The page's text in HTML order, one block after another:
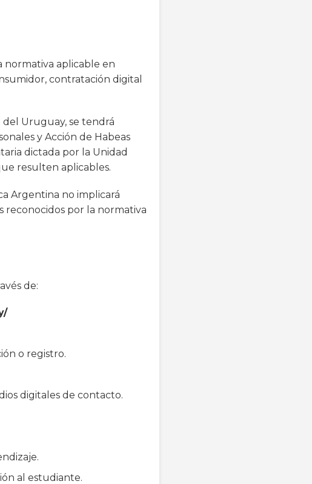
normativa aplicable en
contratación digital
Uruguay, se tendrá
y Acción de Habeas
dictada por la Unidad
resulten aplicables.
Argentina no implicará
reconocidos por la normativa
de:
o registro.
digitales de contacto.
al estudiante.